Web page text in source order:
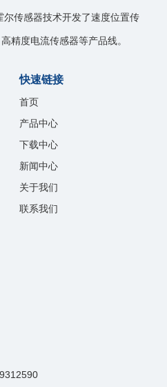
传感器技术开发了速度位置传
精度电流传感器等产品线。
快速链接
首页
产品中心
下载中心
新闻中心
关于我们
联系我们